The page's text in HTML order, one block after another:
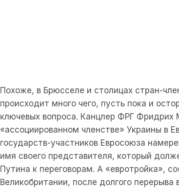
Похоже, в Брюсселе и столицах стран-
происходит много чего, пусть пока и
ключевых вопроса. Канцлер ФРГ Фридрих
«ассоциированном членстве» Украины в
государств-участников Евросоюза
имя своего представителя, который
Путина к переговорам. А «евротройка»,
Великобритании, после долгого перерыва